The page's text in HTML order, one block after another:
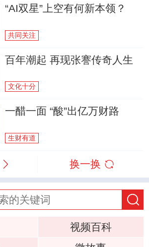
“AI双星”上空有何新本领？
共同关注
百年潮起 再现张謇传奇人生
文化十分
一醋一面 “酸”出亿万财路
生财有道
换一换
视频百科